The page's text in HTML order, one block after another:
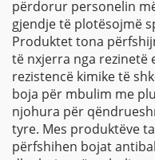
përdorur personelin
gjendje të plotësojmë
Produktet tona
të nxjerra nga rezinetë
rezistencë kimike të
boja për mbulim me
njohura për
tyre. Mes produktëve
përfshihen bojat